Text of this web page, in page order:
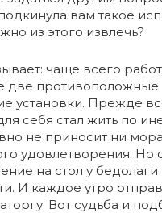
вам такое
из этого извлечь?
чаще всего
противоположные
установки. Прежде
себя стал жить по
не приносит ни
удовлетворения. Но
на стол у бедолаги
И каждое утро
Вот судьба и